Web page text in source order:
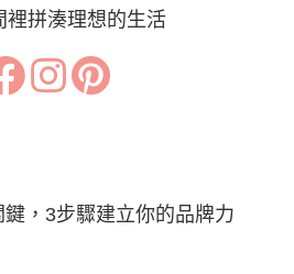
裡拼湊理想的生活
，3步驟建立你的品牌力